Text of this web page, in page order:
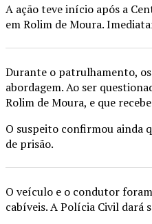
A ação teve início após a
em Rolim de Moura.
Durante o patrulhamento,
abordagem. Ao ser
Rolim de Moura, e que
O suspeito confirmou ainda
de prisão.
O veículo e o condutor
cabíveis. A Polícia Civil dará